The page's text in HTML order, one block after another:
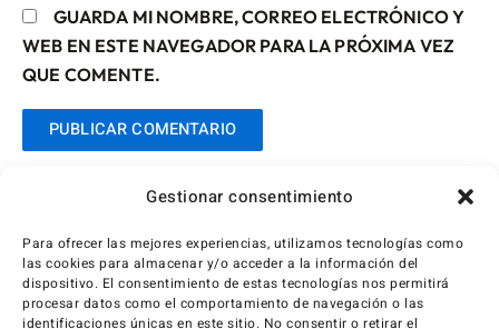
Gestionar consentimiento
Para ofrecer las mejores experiencias, utilizamos tecnologías como
las cookies para almacenar y/o acceder a la información del
dispositivo. El consentimiento de estas tecnologías nos permitirá
procesar datos como el comportamiento de navegación o las
identificaciones únicas en este sitio. No consentir o retirar el
GUARDA MI NOMBRE, CORREO ELECTRÓNICO Y
WEB EN ESTE NAVEGADOR PARA LA PRÓXIMA VEZ
QUE COMENTE.